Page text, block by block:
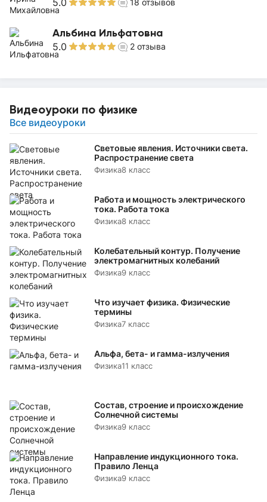
5.0 18 отзывов
Альбина Ильфатовна
5.0 2 отзыва
Видеоуроки по физике
Все видеоуроки
Световые явления. Источники света.
Распространение света
Физика8 класс
Работа и мощность электрического
тока. Работа тока
Физика8 класс
Колебательный контур. Получение
электромагнитных колебаний
Физика9 класс
Что изучает физика. Физические
термины
Физика7 класс
Альфа, бета- и гамма-излучения
Физика11 класс
Состав, строение и происхождение
Солнечной системы
Физика9 класс
Направление индукционного тока.
Правило Ленца
Физика9 класс